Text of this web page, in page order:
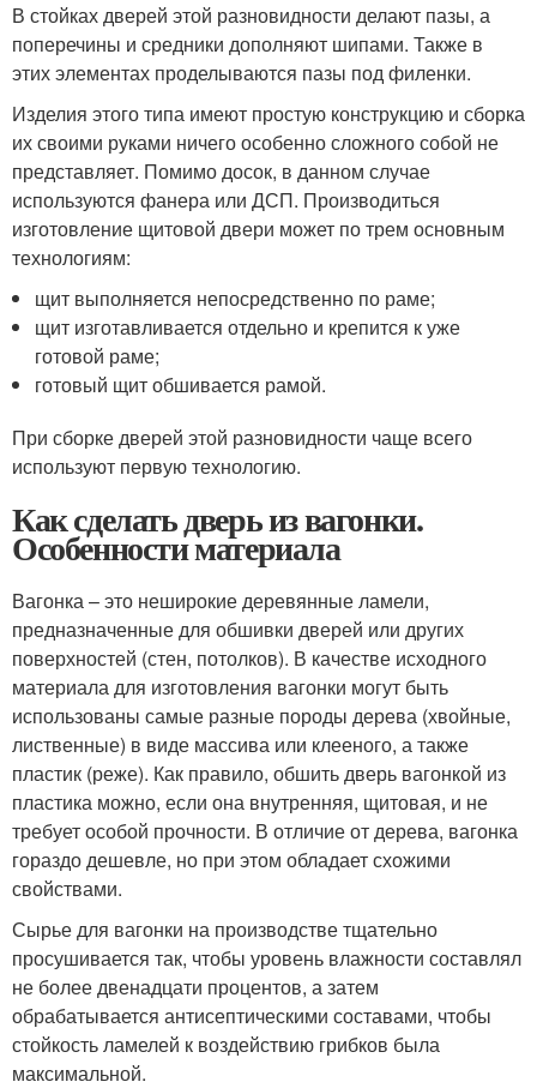
В стойках дверей этой разновидности делают пазы, а
поперечины и средники дополняют шипами. Также в
этих элементах проделываются пазы под филенки.
Изделия этого типа имеют простую конструкцию и сборка
их своими руками ничего особенно сложного собой не
представляет. Помимо досок, в данном случае
используются фанера или ДСП. Производиться
изготовление щитовой двери может по трем основным
технологиям:
щит выполняется непосредственно по раме;
щит изготавливается отдельно и крепится к уже
готовой раме;
готовый щит обшивается рамой.
При сборке дверей этой разновидности чаще всего
используют первую технологию.
Как сделать дверь из вагонки.
Особенности материала
Вагонка – это неширокие деревянные ламели,
предназначенные для обшивки дверей или других
поверхностей (стен, потолков). В качестве исходного
материала для изготовления вагонки могут быть
использованы самые разные породы дерева (хвойные,
лиственные) в виде массива или клееного, а также
пластик (реже). Как правило, обшить дверь вагонкой из
пластика можно, если она внутренняя, щитовая, и не
требует особой прочности. В отличие от дерева, вагонка
гораздо дешевле, но при этом обладает схожими
свойствами.
Сырье для вагонки на производстве тщательно
просушивается так, чтобы уровень влажности составлял
не более двенадцати процентов, а затем
обрабатывается антисептическими составами, чтобы
стойкость ламелей к воздействию грибков была
максимальной.